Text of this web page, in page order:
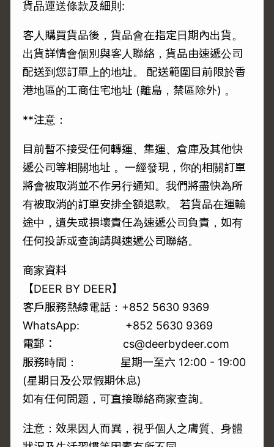
貨品運送條款及細則:
客人購買貨品後，貨品會在指定日期內出貨。
出貨詳情會個別與客人聯絡，貨品由速遞公司
配送到您訂單上的地址。 配送範圍目前限於香
港地區的工商住宅地址 (離島，禁區除外) 。
**注意：
目前暫不接受任何轉運、集運、倉庫及其他快
遞公司等相關地址 。一經發現，你的相關訂單
將會被取消並不作另行通知。我們將盡快為所
有被取消的訂單安排全額退款。 若貨品在運輸
途中，遺失或損壞責任為速遞公司負責，如有
任何投訴或查詢請與速遞公司聯絡。
商家資料
【DEER BY DEER】
客戶服務熱線電話：+852 5630 9369
WhatsApp: +852 5630 9369
電郵： cs@deerbydeer.com
服務時間： 星期一至六 12:00 - 19:00
(星期日及公眾假期休息)
如有任何問題，可直接聯絡商家查詢。
注意：效果因人而異，視乎個人之膚質、身體